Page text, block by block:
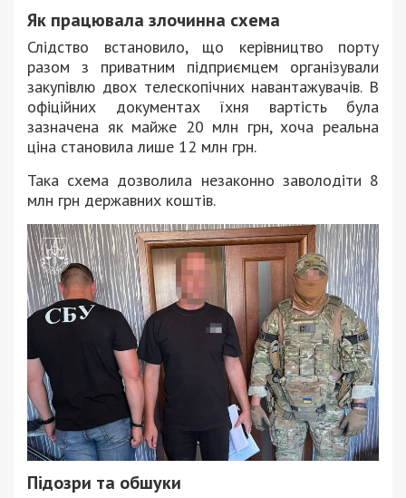
Як працювала злочинна схема
Слідство встановило, що керівництво порту
разом з приватним підприємцем організували
закупівлю двох телескопічних навантажувачів. В
офіційних документах їхня вартість була
зазначена як майже 20 млн грн, хоча реальна
ціна становила лише 12 млн грн.
Така схема дозволила незаконно заволодіти 8
млн грн державних коштів.
Підозри та обшуки